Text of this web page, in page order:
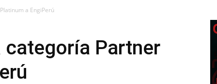
a EngiPerú
Partner